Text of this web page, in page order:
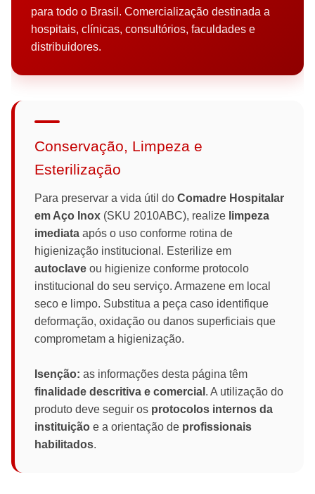
para todo o Brasil. Comercialização destinada a
hospitais, clínicas, consultórios, faculdades e
distribuidores.
Conservação, Limpeza e
Esterilização
Para preservar a vida útil do Comadre Hospitalar
em Aço Inox (SKU 2010ABC), realize limpeza
imediata após o uso conforme rotina de
higienização institucional. Esterilize em
autoclave ou higienize conforme protocolo
institucional do seu serviço. Armazene em local
seco e limpo. Substitua a peça caso identifique
deformação, oxidação ou danos superficiais que
comprometam a higienização.
Isenção: as informações desta página têm
finalidade descritiva e comercial . A utilização do
produto deve seguir os protocolos internos da
instituição e a orientação de profissionais
habilitados.